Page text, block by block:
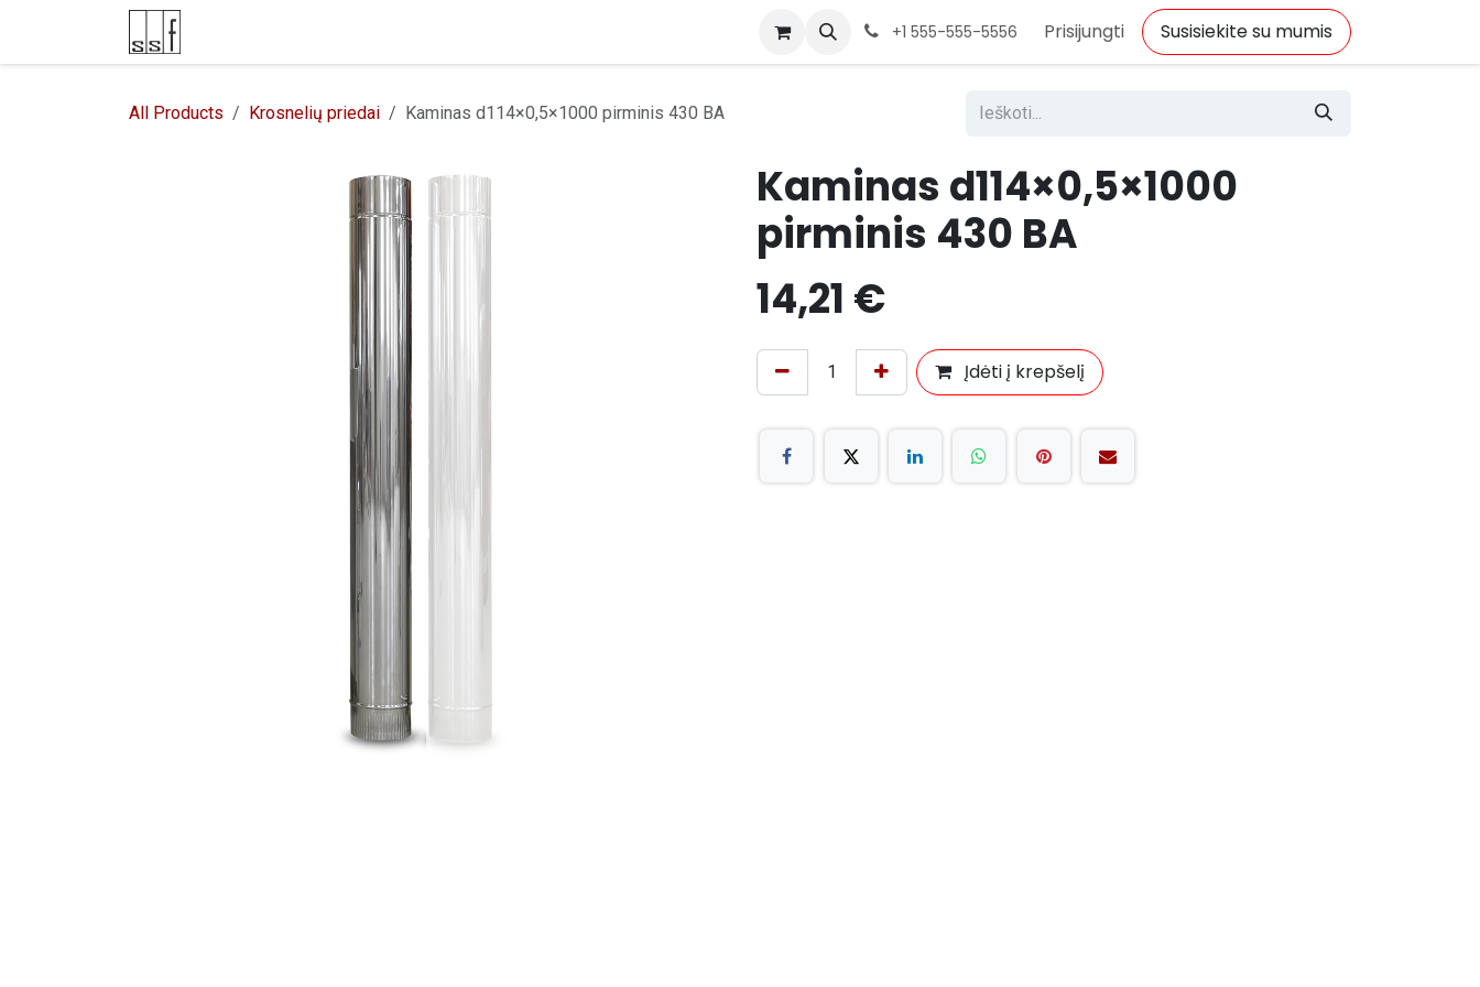
Skip to Content
+1 555-555-5556 Prisijungti Susisiekite su mumis
All Products Krosnelių priedai Kaminas d114×0,5×1000 pirminis 430 BA
Kaminas d114×0,5×1000
pirminis 430 BA
14,21 €
Įdėti į krepšelį